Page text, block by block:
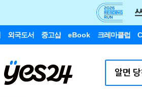
외국도서 중고샵 eBook 크레마클럽